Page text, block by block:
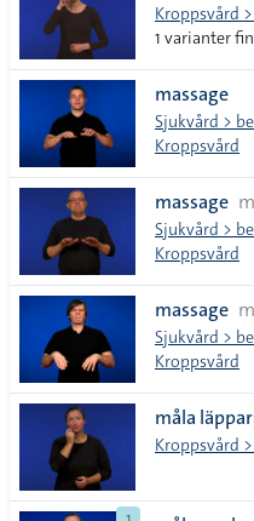
Kroppsvård
1 varianter
massage
Sjukvård >
Kroppsvård
massage
Sjukvård >
Kroppsvård
massage
Sjukvård >
Kroppsvård
måla
Kroppsvård